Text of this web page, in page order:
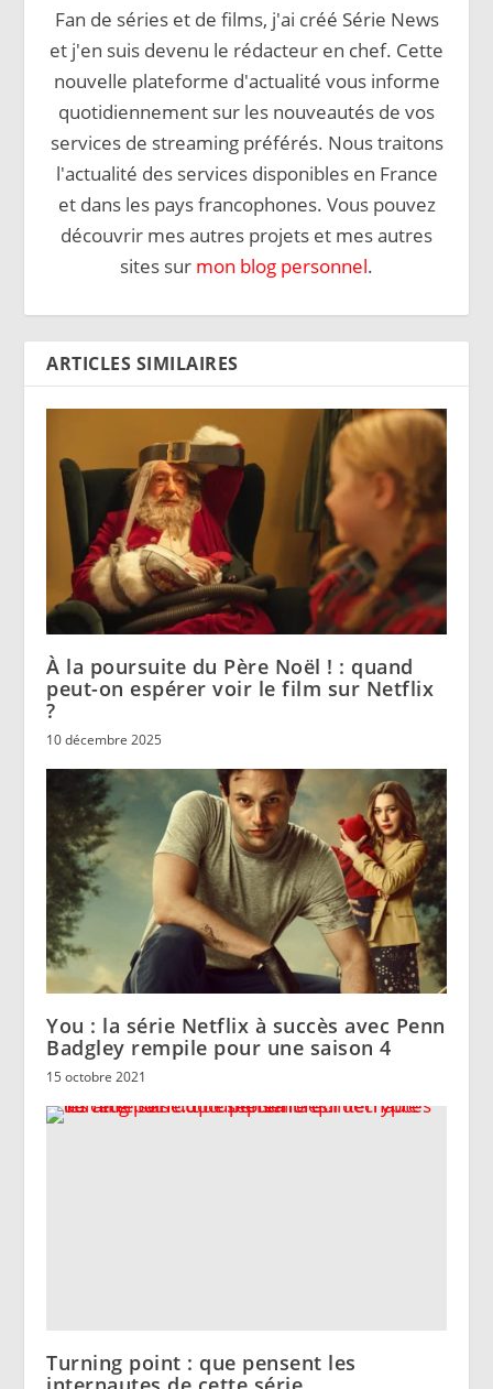
Fan de séries et de films, j'ai créé Série News
et j'en suis devenu le rédacteur en chef. Cette
nouvelle plateforme d'actualité vous informe
quotidiennement sur les nouveautés de vos
services de streaming préférés. Nous traitons
l'actualité des services disponibles en France
et dans les pays francophones. Vous pouvez
découvrir mes autres projets et mes autres
sites sur mon blog personnel.
ARTICLES SIMILAIRES
À la poursuite du Père Noël ! : quand
peut-on espérer voir le film sur Netflix
?
10 décembre 2025
You : la série Netflix à succès avec Penn
Badgley rempile pour une saison 4
15 octobre 2021
Turning point : que pensent les